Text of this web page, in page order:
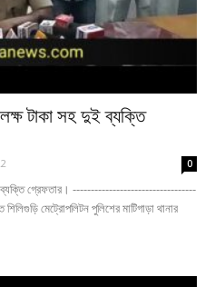
টাকা সহ দুই ব্যক্তি
0
ব্যক্তি গ্রেফতার। ----------------------------------
মেট্রোপলিটন পুলিশের মাটিগাড়া থানার